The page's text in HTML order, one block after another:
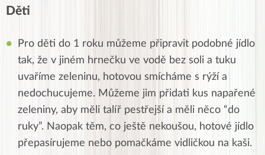
Děti
Pro děti do 1 roku můžeme připravit podobné jídlo
tak, že v jiném hrnečku ve vodě bez soli a tuku
uvaříme zeleninu, hotovou smícháme s rýží a
nedochucujeme. Můžeme jim přidati kus napařené
zeleniny, aby měli talíř pestřejší a měli něco “do
ruky”. Naopak těm, co ještě nekoušou, hotové jídlo
přepasírujeme nebo pomačkáme vidličkou na kaši.